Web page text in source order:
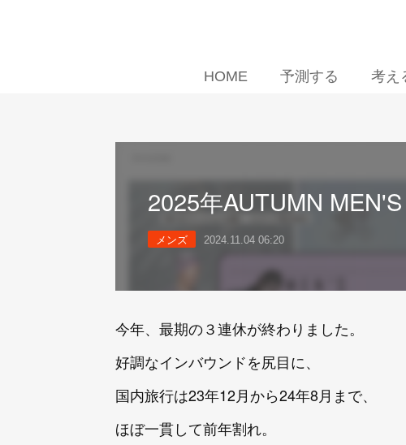
HOME 予測する 考え
2025年AUTUMN
メンズ 2024.11.04 06:20
今年、最期の３連休が終わりました。
好調なインバウンドを尻目に、
国内旅行は23年12月から24年8月まで、
ほぼ一貫して前年割れ。